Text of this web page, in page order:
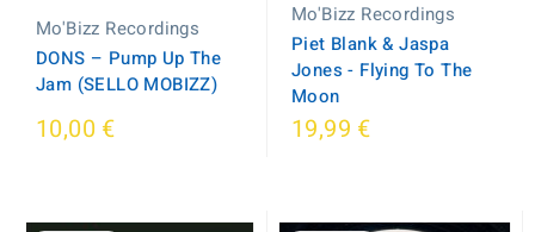
Mo'Bizz Recordings
DONS ‎– Pump Up The
Jam (SELLO MOBIZZ)
10,00 €
Mo'Bizz Recordings
Piet Blank & Jaspa
Jones ‎- Flying To The
Moon
19,99 €